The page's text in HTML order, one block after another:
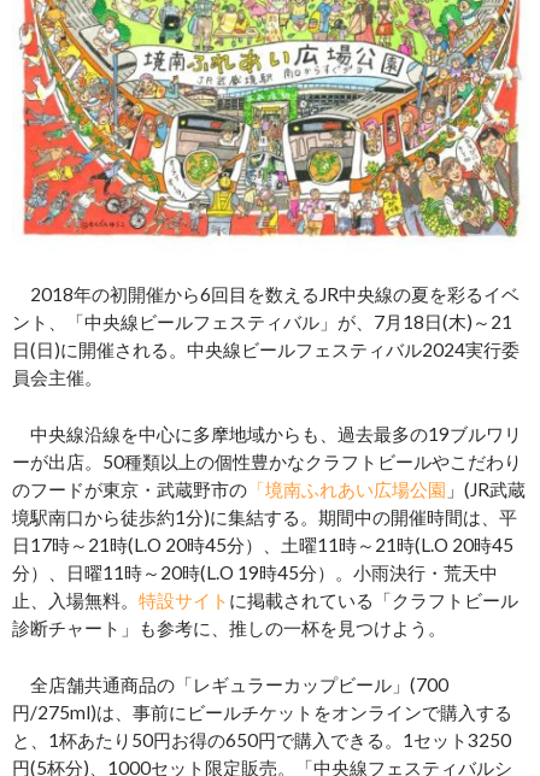
2018年の初開催から6回目を数えるJR中央線の夏を彩るイベ
ント、「中央線ビールフェスティバル」が、7月18日(木)～21
日(日)に開催される。中央線ビールフェスティバル2024実行委
員会主催。
中央線沿線を中心に多摩地域からも、過去最多の19ブルワリ
ーが出店。50種類以上の個性豊かなクラフトビールやこだわり
のフードが東京・武蔵野市の 「境南ふれあい広場公園 」(JR武蔵
境駅南口から徒歩約1分)に集結する。期間中の開催時間は、平
日17時～21時(L.O 20時45分）、土曜11時～21時(L.O 20時45
分）、日曜11時～20時(L.O 19時45分）。小雨決行・荒天中
止、入場無料。 特設サイト に掲載されている「クラフトビール
診断チャート」も参考に、推しの一杯を見つけよう。
全店舗共通商品の「レギュラーカップビール」(700
円/275ml)は、事前にビールチケットをオンラインで購入する
と、1杯あたり50円お得の650円で購入できる。1セット3250
円(5杯分)、1000セット限定販売。「中央線フェスティバルシ